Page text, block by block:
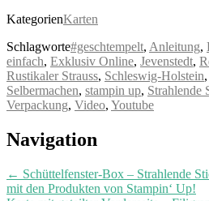
KategorienKarten
Schlagworte#geschtempelt, Anleitung,
einfach, Exklusiv Online, Jevenstedt,
Rustikaler Strauss, Schleswig-Holstein,
Selbermachen, stampin up, Strahlende
Verpackung, Video, Youtube
Post
Navigation
← Schüttelfenster-Box – Strahlende
mit den Produkten von Stampin‘ Up!